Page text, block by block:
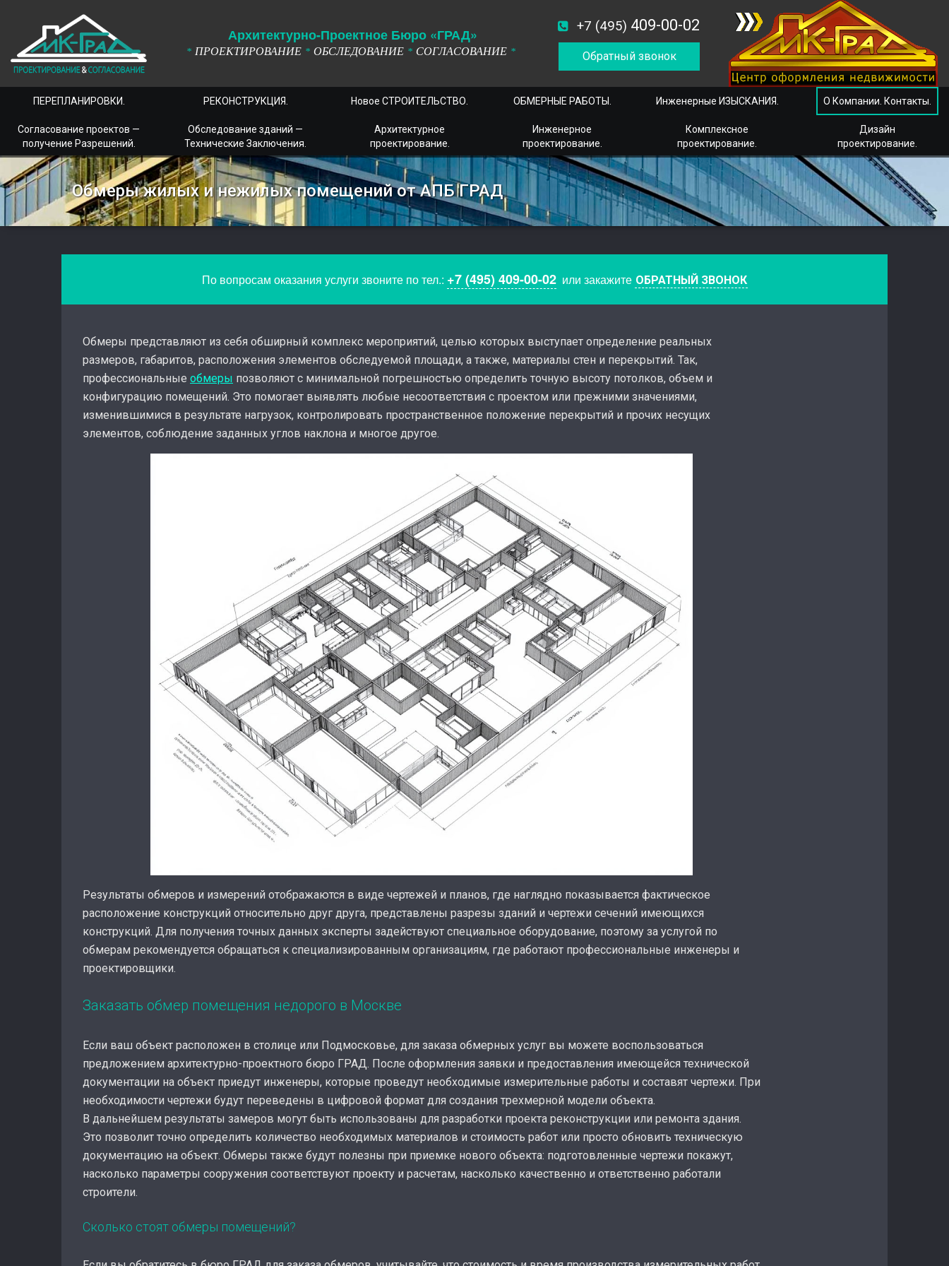
Архитектурно-Проектное Бюро «ГРАД»
* ПРОЕКТИРОВАНИЕ * ОБСЛЕДОВАНИЕ * СОГЛАСОВАНИЕ *
+7 (495) 409-00-02
Обратный звонок
ПЕРЕПЛАНИРОВКИ. РЕКОНСТРУКЦИЯ. Новое СТРОИТЕЛЬСТВО. ОБМЕРНЫЕ РАБОТЫ. Инженерные ИЗЫСКАНИЯ. О Компании. Контакты.
Согласование проектов —
получение Разрешений.
Обследование зданий —
Технические Заключения.
Архитектурное
проектирование.
Инженерное
проектирование.
Комплексное
проектирование.
Дизайн
проектирование.
Обмеры жилых и нежилых помещений от АПБ ГРАД
По вопросам оказания услуги звоните по тел.: +7 (495) 409-00-02или закажите ОБРАТНЫЙ ЗВОНОК
Обмеры представляют из себя обширный комплекс мероприятий, целью которых выступает определение реальных
размеров, габаритов, расположения элементов обследуемой площади, а также, материалы стен и перекрытий. Так,
профессиональные обмеры позволяют с минимальной погрешностью определить точную высоту потолков, объем и
конфигурацию помещений. Это помогает выявлять любые несоответствия с проектом или прежними значениями,
изменившимися в результате нагрузок, контролировать пространственное положение перекрытий и прочих несущих
элементов, соблюдение заданных углов наклона и многое другое.
Результаты обмеров и измерений отображаются в виде чертежей и планов, где наглядно показывается фактическое
расположение конструкций относительно друг друга, представлены разрезы зданий и чертежи сечений имеющихся
конструкций. Для получения точных данных эксперты задействуют специальное оборудование, поэтому за услугой по
обмерам рекомендуется обращаться к специализированным организациям, где работают профессиональные инженеры и
проектировщики.
Заказать обмер помещения недорого в Москве
Если ваш объект расположен в столице или Подмосковье, для заказа обмерных услуг вы можете воспользоваться
предложением архитектурно-проектного бюро ГРАД. После оформления заявки и предоставления имеющейся технической
документации на объект приедут инженеры, которые проведут необходимые измерительные работы и составят чертежи. При
необходимости чертежи будут переведены в цифровой формат для создания трехмерной модели объекта.
В дальнейшем результаты замеров могут быть использованы для разработки проекта реконструкции или ремонта здания.
Это позволит точно определить количество необходимых материалов и стоимость работ или просто обновить техническую
документацию на объект. Обмеры также будут полезны при приемке нового объекта: подготовленные чертежи покажут,
насколько параметры сооружения соответствуют проекту и расчетам, насколько качественно и ответственно работали
строители.
Сколько стоят обмеры помещений?